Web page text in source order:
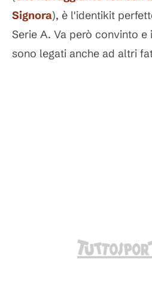
Signora), è l'identikit
Serie A. Va però convinto
sono legati anche ad altri